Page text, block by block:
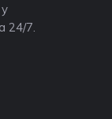
24/7.